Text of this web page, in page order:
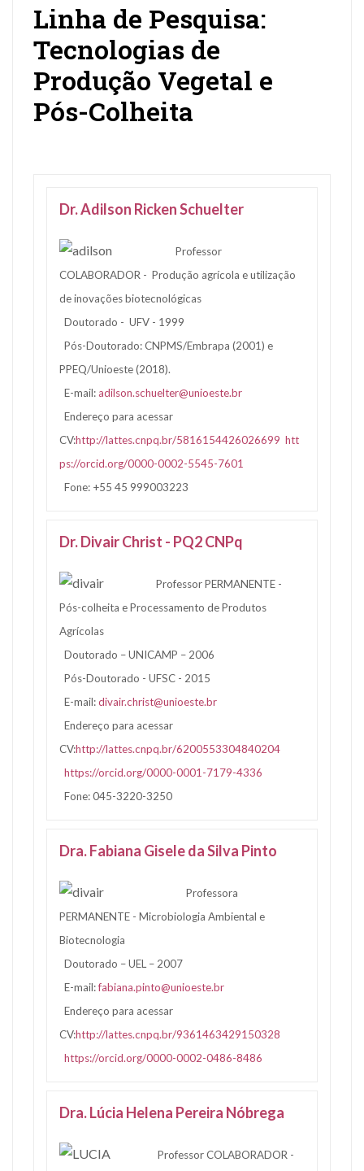
Linha de Pesquisa:
Tecnologias de
Produção Vegetal e
Pós-Colheita
Dr. Adilson Ricken Schuelter
Professor
COLABORADOR - Produção agrícola e utilização
de inovações biotecnológicas
Doutorado - UFV - 1999
Pós-Doutorado: CNPMS/Embrapa (2001) e
PPEQ/Unioeste (2018).
E-mail:adilson.schuelter@unioeste.br
Endereço para acessar
CV:http://lattes.cnpq.br/5816154426026699 htt
ps://orcid.org/0000-0002-5545-7601
Fone: +55 45 999003223
Dr. Divair Christ - PQ2 CNPq
Professor PERMANENTE -
Pós-colheita e Processamento de Produtos
Agrícolas
Doutorado – UNICAMP – 2006
Pós-Doutorado - UFSC - 2015
E-mail:divair.christ@unioeste.br
Endereço para acessar
CV:http://lattes.cnpq.br/6200553304840204
https://orcid.org/0000-0001-7179-4336
Fone: 045-3220-3250
Dra. Fabiana Gisele da Silva Pinto
Professora
PERMANENTE - Microbiologia Ambiental e
Biotecnologia
Doutorado – UEL – 2007
E-mail:fabiana.pinto@unioeste.br
Endereço para acessar
CV:http://lattes.cnpq.br/9361463429150328
https://orcid.org/0000-0002-0486-8486
Dra. Lúcia Helena Pereira Nóbrega
Professor COLABORADOR -